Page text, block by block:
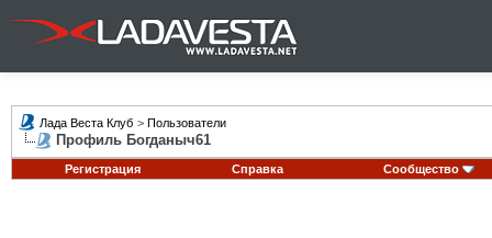
Лада Веста Клуб > Пользователи
Профиль Богданыч61
Регистрация Справка Сообщество